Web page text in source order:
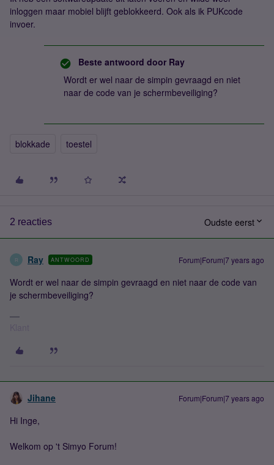
inloggen maar mobiel blijft geblokkeerd. Ook als ik PUKcode
invoer.
Beste antwoord door Ray
Wordt er wel naar de simpin gevraagd en niet
naar de code van je schermbeveiliging?
blokkade toestel
2 reacties Oudste eerst
R Ray ANTWOORD Forum|Forum|7 years ago
Wordt er wel naar de simpin gevraagd en niet naar de code van
je schermbeveiliging?
Jihane Forum|Forum|7 years ago
Hi Inge,
Welkom op 't Simyo Forum!